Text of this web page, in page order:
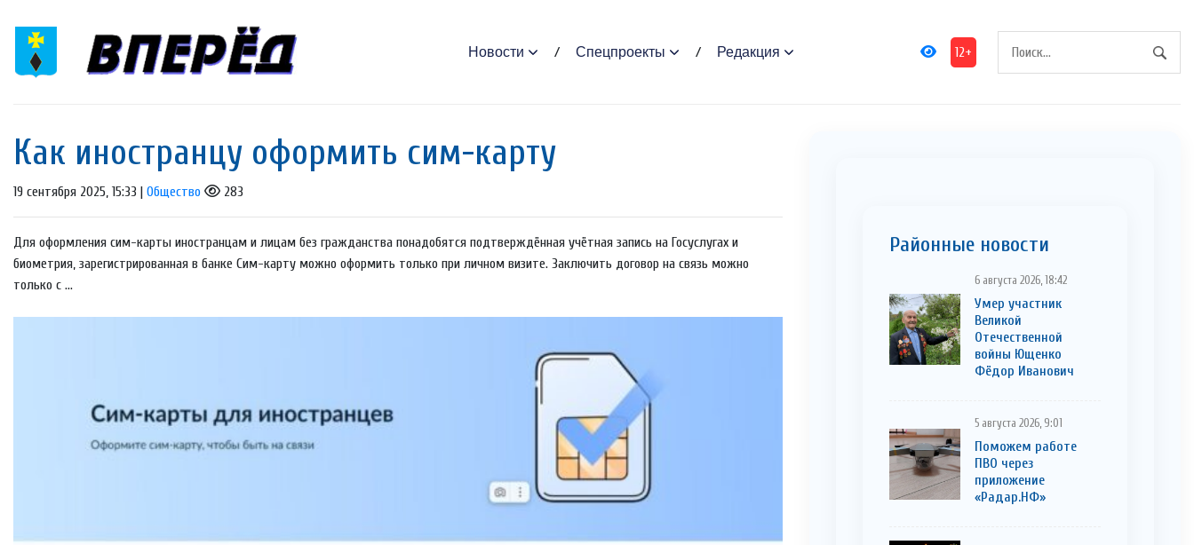
Новости Спецпроекты Редакция 12+
Как иностранцу оформить сим-карту
19 сентября 2025, 15:33 | Общество 283
Для оформления сим-карты иностранцам и лицам без гражданства понадобятся подтверждённая учётная запись на Госуслугах и
биометрия, зарегистрированная в банке Сим-карту можно оформить только при личном визите. Заключить договор на связь можно
только с ...
Районные новости
6 августа 2026, 18:42
Умер участник
Великой
Отечественной
войны Ющенко
Фёдор Иванович
5 августа 2026, 9:01
Поможем работе
ПВО через
приложение
«Радар.НФ»